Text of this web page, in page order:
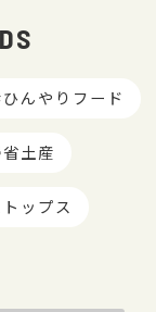
ひんやりフード
土産
ップス